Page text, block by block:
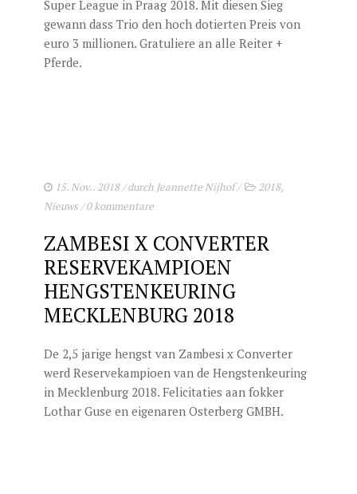
Super League in Praag 2018. Mit diesen Sieg
gewann dass Trio den hoch dotierten Preis von
euro 3 millionen. Gratuliere an alle Reiter +
Pferde.
15. Nov.. 2018/ durch Jeannette Nijhof/ 2018,
Nieuws/0 kommentare
ZAMBESI X CONVERTER
RESERVEKAMPIOEN
HENGSTENKEURING
MECKLENBURG 2018
De 2,5 jarige hengst van Zambesi x Converter
werd Reservekampioen van de Hengstenkeuring
in Mecklenburg 2018. Felicitaties aan fokker
Lothar Guse en eigenaren Osterberg GMBH.